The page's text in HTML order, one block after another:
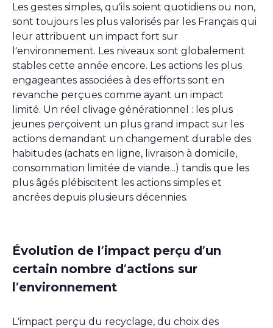
Les gestes simples, qu’ils soient quotidiens ou non,
sont toujours les plus valorisés par les Français qui
leur attribuent un impact fort sur
l’environnement. Les niveaux sont globalement
stables cette année encore. Les actions les plus
engageantes associées à des efforts sont en
revanche perçues comme ayant un impact
limité. Un réel clivage générationnel : les plus
jeunes perçoivent un plus grand impact sur les
actions demandant un changement durable des
habitudes (achats en ligne, livraison à domicile,
consommation limitée de viande...) tandis que les
plus âgés plébiscitent les actions simples et
ancrées depuis plusieurs décennies.
Évolution de l’impact perçu d’un
certain nombre d’actions sur
l’environnement
L’impact perçu du recyclage, du choix des